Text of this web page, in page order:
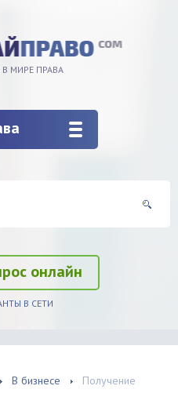
МИРЕ ПРАВА
онлайн
В СЕТИ
В бизнесе
Получение